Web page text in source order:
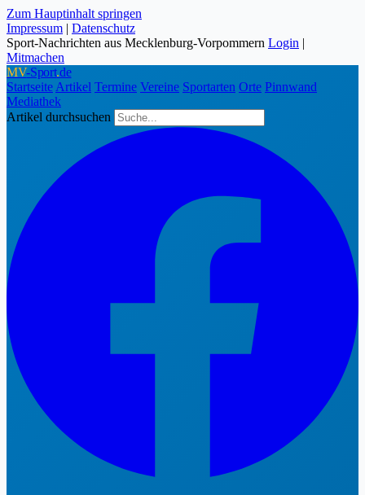
Zum Hauptinhalt springen
Impressum | Datenschutz
Sport-Nachrichten aus Mecklenburg-Vorpommern Login |
Mitmachen
MV-Sport.de
Startseite Artikel Termine Vereine Sportarten Orte Pinnwand
Mediathek
Artikel durchsuchen